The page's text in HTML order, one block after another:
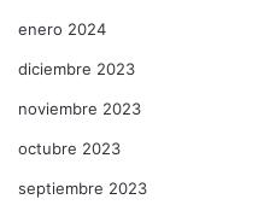
enero 2024
diciembre 2023
noviembre 2023
octubre 2023
septiembre 2023